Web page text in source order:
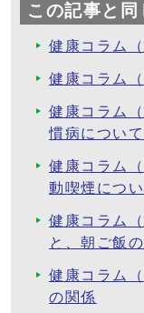
この記事と
健康コラム
健康コラム
健康コラム
慣病について
健康コラム
動喫煙につい
健康コラム
と、朝ご飯
健康コラム
の関係